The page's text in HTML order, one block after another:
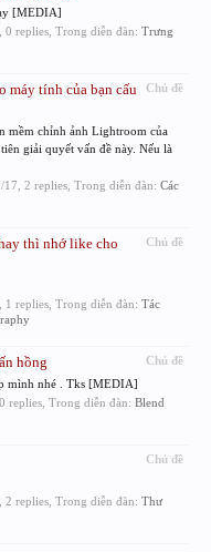
[MEDIA]
, 0 replies, Trong diễn đàn: Trưng
Chủ đề
máy tính của bạn cấu
mềm chỉnh ảnh Lightroom của
giải quyết vấn đề này. Nếu là
17 , 2 replies, Trong diễn đàn: Các
Chủ đề
thì nhớ like cho
, 1 replies, Trong diễn đàn: Tác
Chủ đề
hồng
mình nhé . Tks [MEDIA]
, 0 replies, Trong diễn đàn: Blend
Chủ đề
, 2 replies, Trong diễn đàn: Thư